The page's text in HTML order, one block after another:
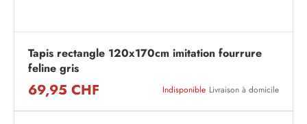
Tapis rectangle 120x170cm imitation fourrure
feline gris
69,95 CHF Indisponible Livraison à domicile